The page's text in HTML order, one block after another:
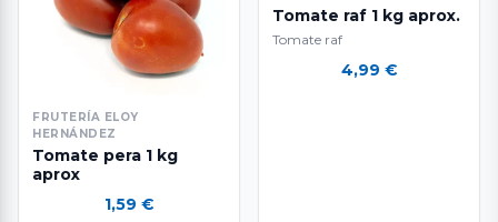
FRUTERÍA ELOY
HERNÁNDEZ
Tomate pera 1 kg
aprox
1,59 €
Tomate raf 1 kg aprox.
Tomate raf
4,99 €